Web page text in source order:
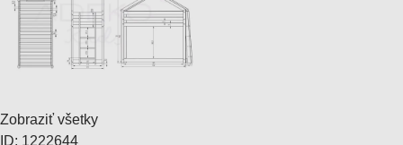
Zobraziť všetky
ID: 1222644